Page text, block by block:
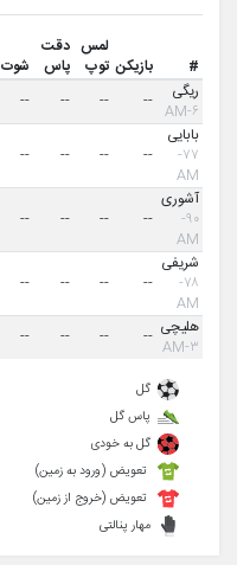
# بازیکن
لمس
توپ
دقت
پاس
شوت
ریگی
۶-AM
--
--
--
--
بابایی
۷۷-
AM
--
--
--
--
آشوری
۹۰-
AM
--
--
--
--
شریفی
۷۸-
AM
--
--
--
--
هلیچی
۳-AM
--
--
--
--
گل
پاس گل
گل به خودی
تعویض (ورود به زمین)
تعویض (خروج از زمین)
مهار پنالتی